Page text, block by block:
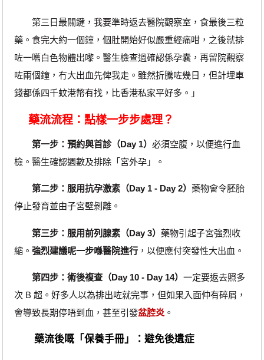
第三日最關鍵，我要準時返去醫院觀察室，食最後三粒
藥。食完大約一個鐘，個肚開始好似嚴重經痛咁，之後就排
咗一嚿白色物體出嚟。醫生檢查過確認係孕囊，再留院觀察
咗兩個鐘，冇大出血先俾我走。雖然折騰咗幾日，但計埋車
錢都係四千蚊港幣有找，比香港私家平好多。」
藥流流程：點樣一步步處理？
第一步：預約與首診（Day 1） 必須空腹，以便進行血
檢。醫生確認週數及排除「宮外孕」。
第二步：服用抗孕激素（Day 1 - Day 2） 藥物會令胚胎
停止發育並由子宮壁剝離。
第三步：服用前列腺素（Day 3） 藥物引起子宮強烈收
縮。 強烈建議呢一步喺醫院進行，以便應付突發性大出血。
第四步：術後複查（Day 10 - Day 14） 一定要返去照多
次 B 超。好多人以為排出咗就完事，但如果入面仲有碎屑，
會導致長期停唔到血，甚至引發盆腔炎。
藥流後嘅「保養手冊」：避免後遺症